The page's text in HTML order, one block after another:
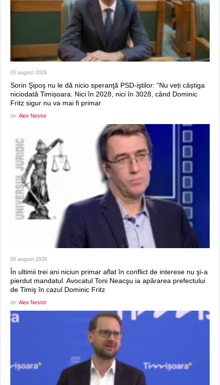
05 august 2026
Sorin Şipoş nu le dă nicio speranţă PSD-iştilor: “Nu veți câștiga
niciodată Timișoara. Nici în 2028, nici în 3028, când Dominic
Fritz sigur nu va mai fi primar
de: Alex Nestor
05 august 2026
În ultimii trei ani niciun primar aflat în conflict de interese nu şi-a
pierdut mandatul. Avocatul Toni Neacşu ia apărarea prefectului
de Timiş în cazul Dominic Fritz
de: Alex Nestor